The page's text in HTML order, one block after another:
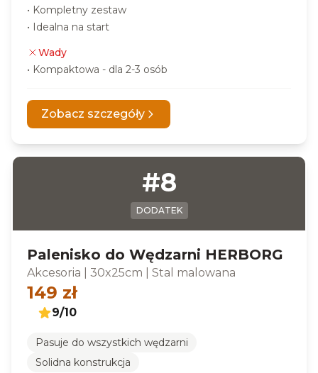
• Kompletny zestaw
• Idealna na start
Wady
• Kompaktowa - dla 2-3 osób
Zobacz szczegóły
#8
DODATEK
Palenisko do Wędzarni HERBORG
Akcesoria 30x25cm Stal malowana
149 zł
9/10
Pasuje do wszystkich wędzarni
Solidna konstrukcja